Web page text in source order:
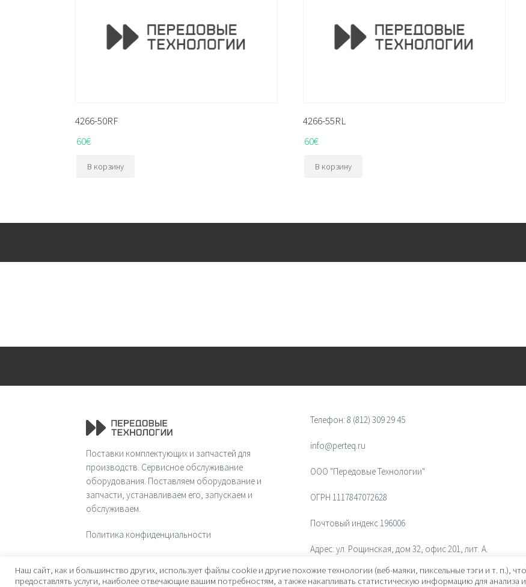
4266-50RF
60€
В корзину
4266-55RL
60€
В корзину
Поставки комплектующих и запчастей для
производств. Сервисное обслуживание
оборудования. Поставляем оборудование и
запчасти, устанавливаем его, запускаем и
обслуживаем.
Политика конфиденциальности
Телефон: 8 (812) 309 29 45
info@perteq.ru
ООО "Передовые Технологии"
ОГРН 1117847072628
Почтовый индекс 196006
Адрес: ул. Рощинская, дом 32, офис 201, лит. А.
Наш сайт, как и большинство других, использует файлы cookie и другие похожие технологии (веб-маяки, пиксельные тэги и т. п.),
предоставлять услуги, наиболее отвечающие вашим потребностям, а также накапливать статистическую информацию для анализа и